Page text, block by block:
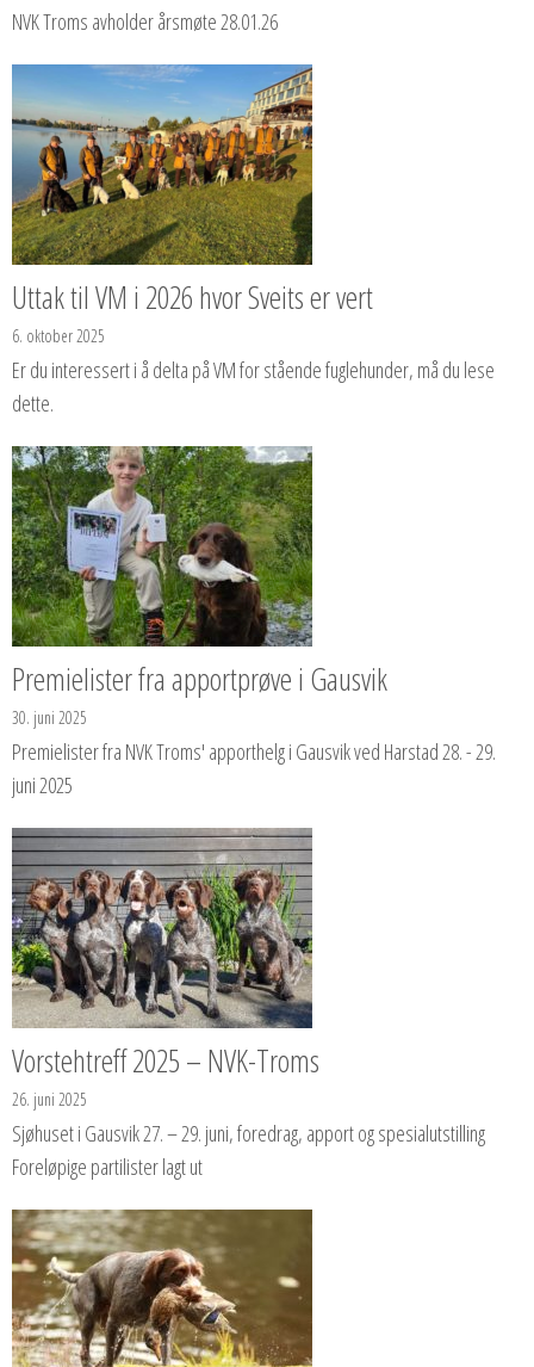
NVK Troms avholder årsmøte 28.01.26
Uttak til VM i 2026 hvor Sveits er vert
6. oktober 2025
Er du interessert i å delta på VM for stående fuglehunder, må du lese
dette.
Premielister fra apportprøve i Gausvik
30. juni 2025
Premielister fra NVK Troms' apporthelg i Gausvik ved Harstad 28. - 29.
juni 2025
Vorstehtreff 2025 – NVK-Troms
26. juni 2025
Sjøhuset i Gausvik 27. – 29. juni, foredrag, apport og spesialutstilling
Foreløpige partilister lagt ut